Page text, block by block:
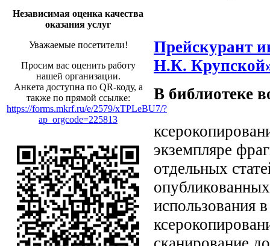
Независимая оценка качества
оказания услуг
Уважаемые посетители!
Просим вас оценить работу
нашей организации.
Анкета доступна по QR-коду, а
также по прямой ссылке:
https://forms.mkrf.ru/e/2579/xTPLeBU7/?
ap_orgcode=225813
Прейскурант
Н.К.
В библиотеке
экземпляре
отдельных
использования